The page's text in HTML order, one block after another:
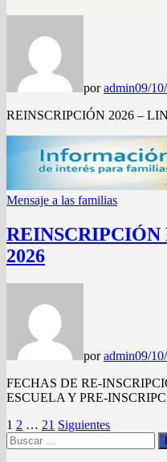
poradmin09/
REINSCRIPCIÓN 2026 –
Mensaje a las familias
2026
poradmin09/
FECHAS DE RE-
ESCUELA Y PRE-
Paginación
de
1 2 … 21 Siguientes
Buscar: